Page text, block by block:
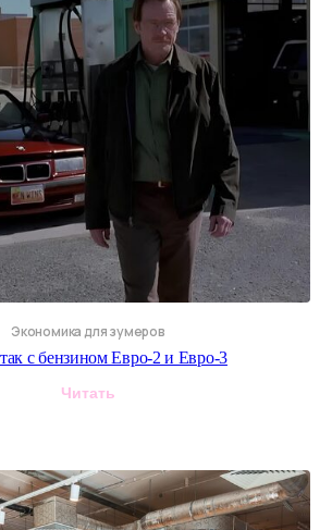
Экономика для зумеров
с бензином Евро-2 и Евро-3
Читать